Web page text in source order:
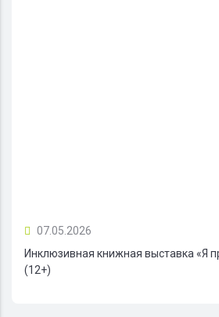
07.05.2026
Инклюзивная книжная выставка «Я
(12+)